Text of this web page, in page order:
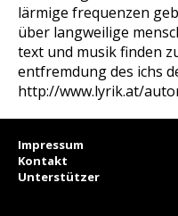
lärmige frequenzen
über langweilige
text und musik finden
entfremdung des ichs
http://www.lyrik.at/
Impressum
Kontakt
Unterstützer